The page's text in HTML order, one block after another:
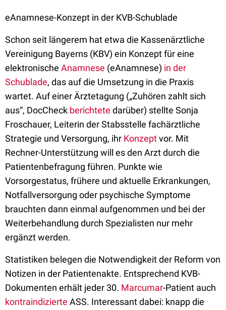
eAnamnese-Konzept in der KVB-Schublade
Schon seit längerem hat etwa die Kassenärztliche
Vereinigung Bayerns (KBV) ein Konzept für eine
elektronische Anamnese (eAnamnese) in der
Schublade, das auf die Umsetzung in die Praxis
wartet. Auf einer Ärztetagung („Zuhören zahlt sich
aus“, DocCheck berichtete darüber) stellte Sonja
Froschauer, Leiterin der Stabsstelle fachärztliche
Strategie und Versorgung, ihr Konzeptvor. Mit
Rechner-Unterstützung will es den Arzt durch die
Patientenbefragung führen. Punkte wie
Vorsorgestatus, frühere und aktuelle Erkrankungen,
Notfallversorgung oder psychische Symptome
brauchten dann einmal aufgenommen und bei der
Weiterbehandlung durch Spezialisten nur mehr
ergänzt werden.
Statistiken belegen die Notwendigkeit der Reform von
Notizen in der Patientenakte. Entsprechend KVB-
Dokumenten erhält jeder 30. Marcumar-Patient auch
kontraindizierte ASS. Interessant dabei: knapp die